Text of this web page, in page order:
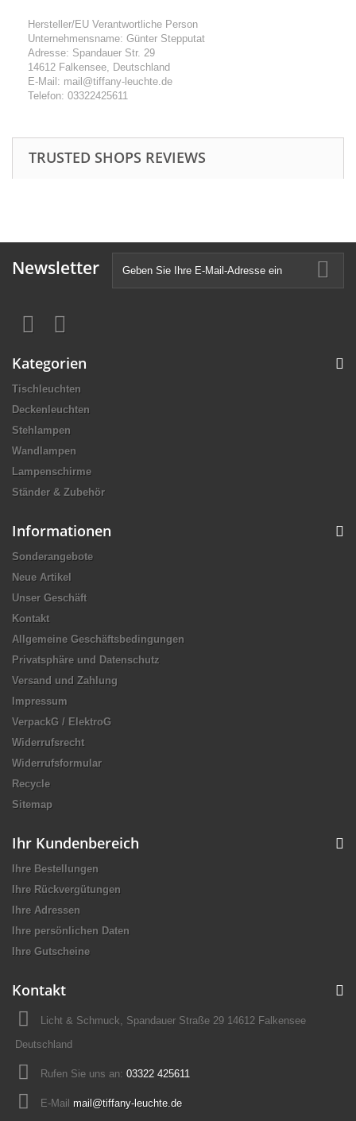
Hersteller/EU Verantwortliche Person
Unternehmensname: Günter Stepputat
Adresse: Spandauer Str. 29
14612 Falkensee, Deutschland
E-Mail: mail@tiffany-leuchte.de
Telefon: 03322425611
TRUSTED SHOPS REVIEWS
Newsletter
Kategorien
Tischleuchten
Deckenleuchten
Stehlampen
Wandlampen
Lampenschirme
Ständer & Zubehör
Informationen
Sonderangebote
Neue Artikel
Unser Geschäft
Kontakt
Allgemeine Geschäftsbedingungen
Privatsphäre und Datenschutz
Versand und Zahlung
Impressum
VerpackG / ElektroG
Widerrufsrecht
Widerrufsformular
Recycle
Sitemap
Ihr Kundenbereich
Ihre Bestellungen
Ihre Rückvergütungen
Ihre Adressen
Ihre persönlichen Daten
Ihre Gutscheine
Kontakt
Licht & Schmuck, Spandauer Straße 29 14612 Falkensee
Deutschland
Rufen Sie uns an: 03322 425611
E-Mail mail@tiffany-leuchte.de